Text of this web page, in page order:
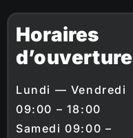
Horaires
d’ouverture
Lundi — Vendredi
09:00 – 18:00
Samedi 09:00 –